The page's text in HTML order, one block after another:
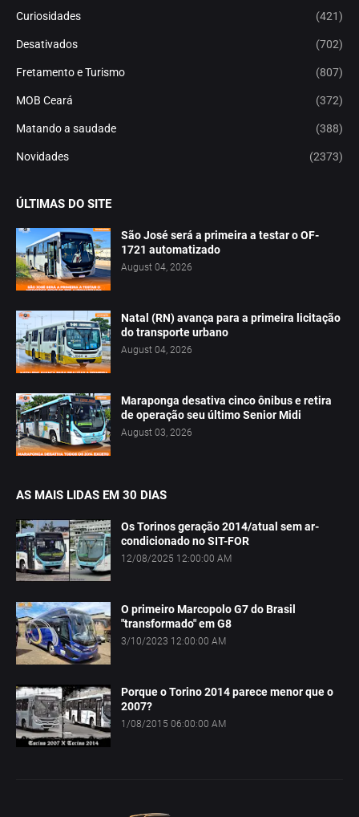
Curiosidades (421)
Desativados (702)
Fretamento e Turismo (807)
MOB Ceará (372)
Matando a saudade (388)
Novidades (2373)
ÚLTIMAS DO SITE
São José será a primeira a testar o OF-
1721 automatizado
August 04, 2026
Natal (RN) avança para a primeira licitação
do transporte urbano
August 04, 2026
Maraponga desativa cinco ônibus e retira
de operação seu último Senior Midi
August 03, 2026
AS MAIS LIDAS EM 30 DIAS
Os Torinos geração 2014/atual sem ar-
condicionado no SIT-FOR
12/08/2025 12:00:00 AM
O primeiro Marcopolo G7 do Brasil
"transformado" em G8
3/10/2023 12:00:00 AM
Porque o Torino 2014 parece menor que o
2007?
1/08/2015 06:00:00 AM